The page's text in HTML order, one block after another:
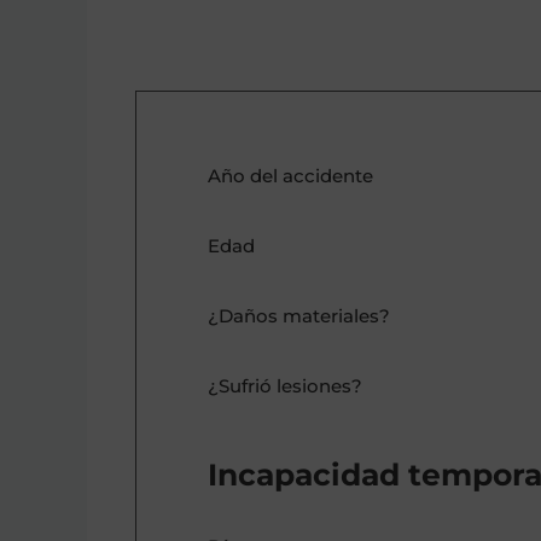
Año del accidente
Edad
¿Daños materiales?
¿Sufrió lesiones?
Incapacidad